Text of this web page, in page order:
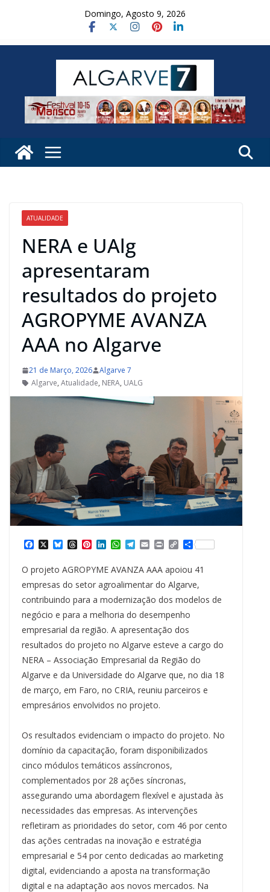
Domingo, Agosto 9, 2026
ATUALIDADE
NERA e UAlg
apresentaram
resultados do projeto
AGROPYME AVANZA
AAA no Algarve
21 de Março, 2026
Algarve 7
Algarve, Atualidade, NERA, UALG
a
e
b
o
o
k
X B
u
e
s
k
y
T
h
r
e
a
d
s
P
n
t
e
r
e
s
t
L
n
k
e
d
I
n
W
h
a
t
s
A
p
p
T
e
l
e
g
r
a
m
E
m
a
i
l
P
n
t
C
o
p
y
L
i
n
k
S
h
a
r
e
O projeto AGROPYME AVANZA AAA apoiou 41
empresas do setor agroalimentar do Algarve,
contribuindo para a modernização dos modelos de
negócio e para a melhoria do desempenho
empresarial da região. A apresentação dos
resultados do projeto no Algarve esteve a cargo do
NERA – Associação Empresarial da Região do
Algarve e da Universidade do Algarve que, no dia 18
de março, em Faro, no CRIA, reuniu parceiros e
empresários envolvidos no projeto.
Os resultados evidenciam o impacto do projeto. No
domínio da capacitação, foram disponibilizados
cinco módulos temáticos assíncronos,
complementados por 28 ações síncronas,
assegurando uma abordagem flexível e ajustada às
necessidades das empresas. As intervenções
refletiram as prioridades do setor, com 46 por cento
das ações centradas na inovação e estratégia
empresarial e 54 por cento dedicadas ao marketing
digital, evidenciando a aposta na transformação
digital e na adaptação aos novos mercados. Na